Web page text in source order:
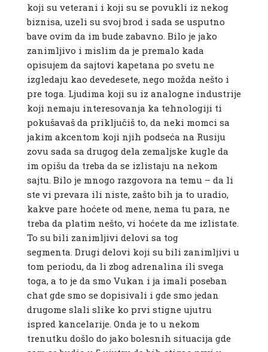
koji su veterani i koji su se povukli iz nekog
biznisa, uzeli su svoj brod i sada se usputno
bave ovim da im bude zabavno. Bilo je jako
zanimljivo i mislim da je premalo kada
opisujem da sajtovi kapetana po svetu ne
izgledaju kao devedesete, nego možda nešto i
pre toga. Ljudima koji su iz analogne industrije
koji nemaju interesovanja ka tehnologiji ti
pokušavaš da priključiš to, da neki momci sa
jakim akcentom koji njih podseća na Rusiju
zovu sada sa drugog dela zemaljske kugle da
im opišu da treba da se izlistaju na nekom
sajtu. Bilo je mnogo razgovora na temu – da li
ste vi prevara ili niste, zašto bih ja to uradio,
kakve pare hoćete od mene, nema tu para, ne
treba da platim nešto, vi hoćete da me izlistate.
To su bili zanimljivi delovi sa tog
segmenta. Drugi delovi koji su bili zanimljivi u
tom periodu, da li zbog adrenalina ili svega
toga, a to je da smo Vukan i ja imali poseban
chat gde smo se dopisivali i gde smo jedan
drugome slali slike ko prvi stigne ujutru
ispred kancelarije. Onda je to u nekom
trenutku došlo do jako bolesnih situacija gde